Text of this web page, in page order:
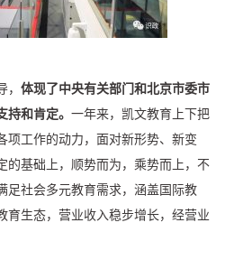
体现了中央有关部门和北京市委市
和肯定。 一年来，凯文教育上下把
项工作的动力，面对新形势、新变
的基础上，顺势而为，乘势而上，不
足社会多元教育需求，涵盖国际教
育生态，营业收入稳步增长，经营业